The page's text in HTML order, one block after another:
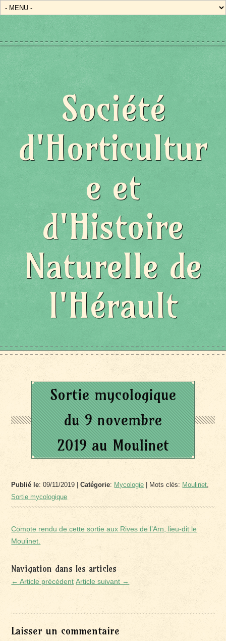
Société
d'Horticultur
e et
d'Histoire
Naturelle de
l'Hérault
Sortie mycologique
du 9 novembre
2019 au Moulinet
Publié le: 09/11/2019 |Catégorie: Mycologie | Mots clés: Moulinet,
Sortie mycologique
Compte rendu de cette sortie aux Rives de l’Arn, lieu-dit le
Moulinet.
Navigation dans les articles
← Article précédent Article suivant →
Laisser un commentaire